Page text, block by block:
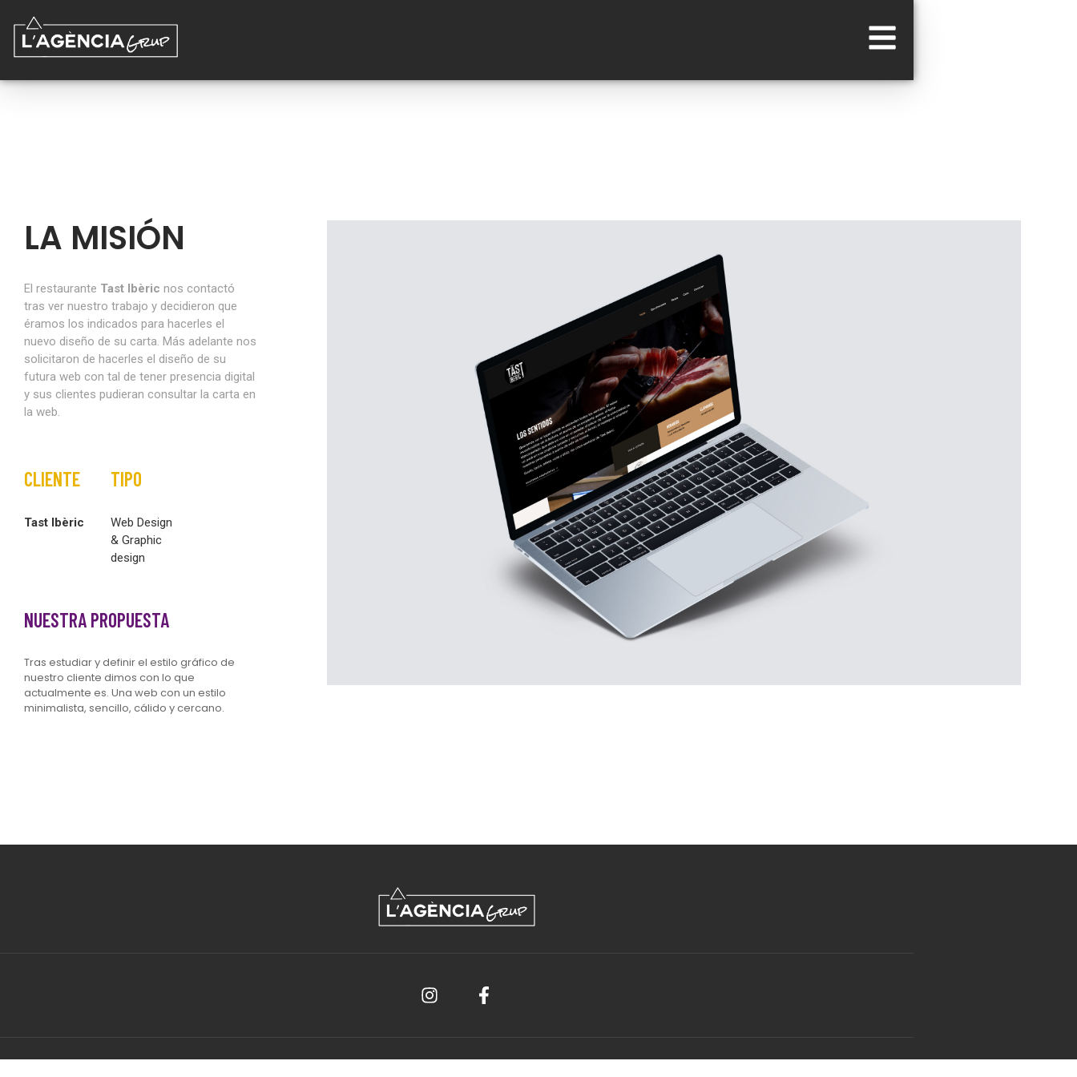
LA MISIÓN
El restaurante Tast Ibèric nos contactó
tras ver nuestro trabajo y decidieron que
éramos los indicados para hacerles el
nuevo diseño de su carta. Más adelante nos
solicitaron de hacerles el diseño de su
futura web con tal de tener presencia digital
y sus clientes pudieran consultar la carta en
la web.
CLIENTE
Tast Ibèric
TIPO
Web Design
& Graphic
design
NUESTRA PROPUESTA
Tras estudiar y definir el estilo gráfico de
nuestro cliente dimos con lo que
actualmente es. Una web con un estilo
minimalista, sencillo, cálido y cercano.